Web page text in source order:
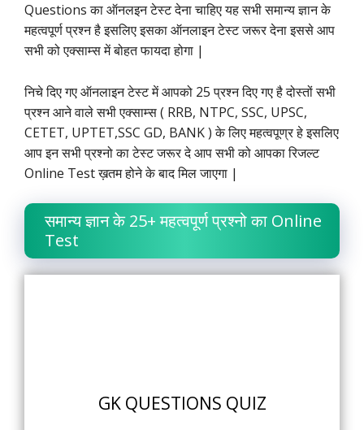
Questions का ऑनलइन टेस्ट देना चाहिए यह सभी समान्य ज्ञान के
महत्वपूर्ण प्रश्न है इसलिए इसका ऑनलाइन टेस्ट जरूर देना इससे आप
सभी को एक्साम्स में बोहत फायदा होगा |
निचे दिए गए ऑनलाइन टेस्ट में आपको 25 प्रश्न दिए गए है दोस्तों सभी
प्रश्न आने वाले सभी एक्साम्स ( RRB, NTPC, SSC, UPSC,
CETET, UPTET,SSC GD, BANK ) के लिए महत्वपूण्र हे इसलिए
आप इन सभी प्रश्नो का टेस्ट जरूर दे आप सभी को आपका रिजल्ट
Online Test ख़तम होने के बाद मिल जाएगा |
समान्य ज्ञान के 25+ महत्वपूर्ण प्रश्नो का Online
Test
GK QUESTIONS QUIZ